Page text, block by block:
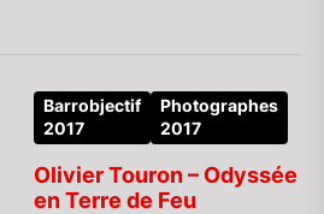
Barrobjectif
2017
Photographes
2017
Olivier Touron – Odyssée
en Terre de Feu